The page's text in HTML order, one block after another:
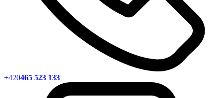
+420465 523 133